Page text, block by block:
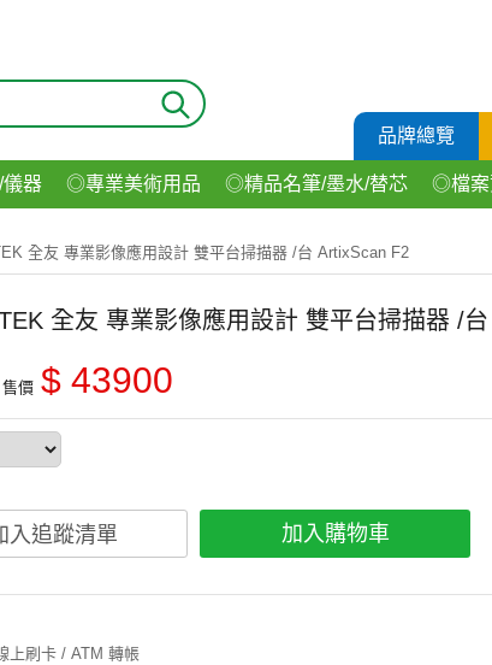
品牌總覽
器 ◎專業美術用品 ◎精品名筆/墨水/替芯 ◎檔案
全友 專業影像應用設計 雙平台掃描器 /台 ArtixScan F2
全友 專業影像應用設計 雙平台掃描器 /
售價 $ 43900
入追蹤清單 加入購物車
上刷卡 / ATM 轉帳